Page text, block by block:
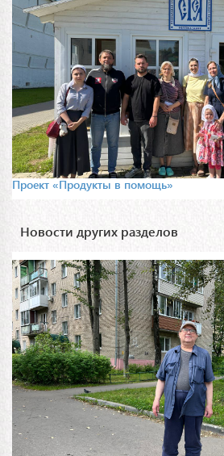
Проект «Продукты в помощь»
Новости других разделов